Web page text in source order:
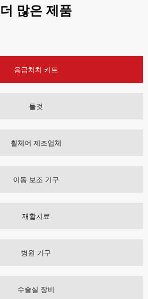
더 많은 제품
응급처치 키트
들것
휠체어 제조업체
이동 보조 기구
재활치료
병원 가구
수술실 장비